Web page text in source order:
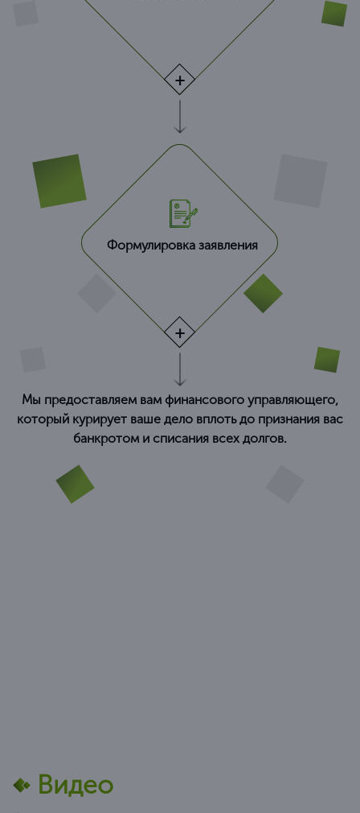
Формулировка заявления
Мы предоставляем вам финансового управляющего,
который курирует ваше дело вплоть до признания вас
банкротом и списания всех долгов.
Видео